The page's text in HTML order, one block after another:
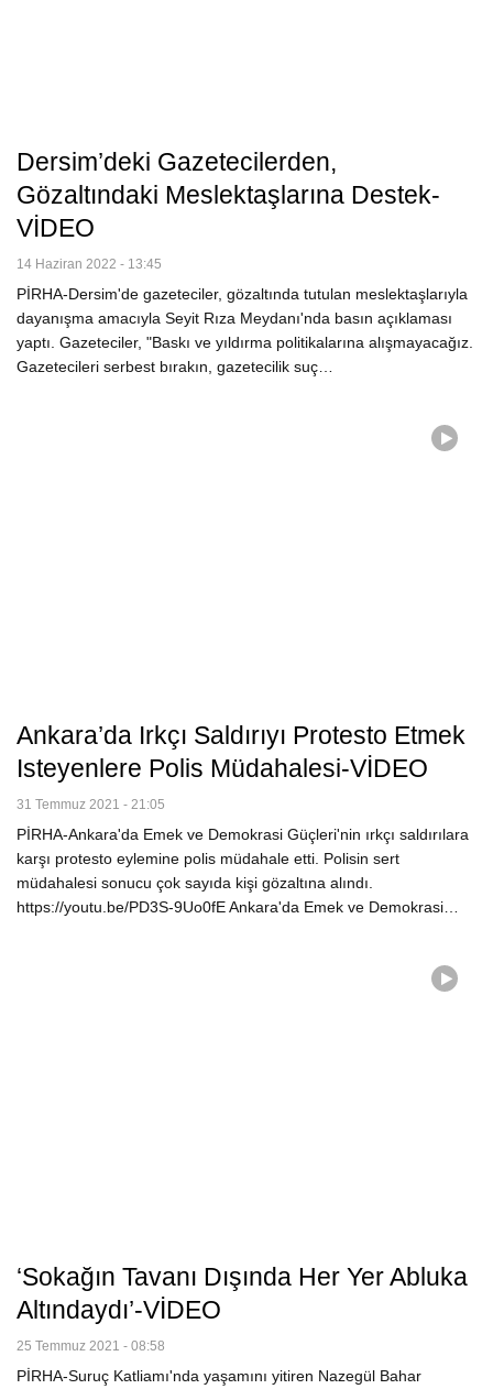
Dersim’deki Gazetecilerden,
Gözaltındaki Meslektaşlarına Destek-
VİDEO
14 Haziran 2022 - 13:45
PİRHA-Dersim'de gazeteciler, gözaltında tutulan meslektaşlarıyla
dayanışma amacıyla Seyit Rıza Meydanı'nda basın açıklaması
yaptı. Gazeteciler, "Baskı ve yıldırma politikalarına alışmayacağız.
Gazetecileri serbest bırakın, gazetecilik suç…
Ankara’da Irkçı Saldırıyı Protesto Etmek
Isteyenlere Polis Müdahalesi-VİDEO
31 Temmuz 2021 - 21:05
PİRHA-Ankara'da Emek ve Demokrasi Güçleri'nin ırkçı saldırılara
karşı protesto eylemine polis müdahale etti. Polisin sert
müdahalesi sonucu çok sayıda kişi gözaltına alındı.
https://youtu.be/PD3S-9Uo0fE Ankara'da Emek ve Demokrasi…
‘Sokağın Tavanı Dışında Her Yer Abluka
Altındaydı’-VİDEO
25 Temmuz 2021 - 08:58
PİRHA-Suruç Katliamı'nda yaşamını yitiren Nazegül Bahar